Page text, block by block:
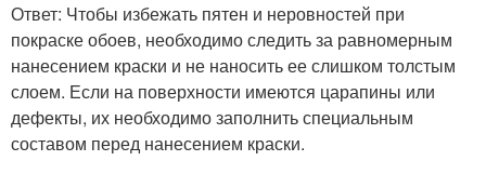
Ответ: Чтобы избежать пятен и неровностей при
покраске обоев, необходимо следить за равномерным
нанесением краски и не наносить ее слишком толстым
слоем. Если на поверхности имеются царапины или
дефекты, их необходимо заполнить специальным
составом перед нанесением краски.